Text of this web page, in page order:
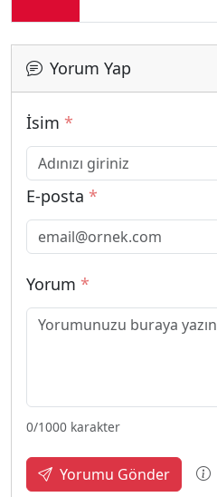
Yorum Yap
İsim *
E-posta *
Yorum *
0/1000 karakter
Yorumu Gönder